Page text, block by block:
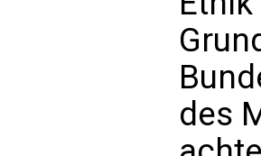
des